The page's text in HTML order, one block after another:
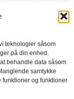
teknologier såsom
på din enhed.
behandle data såsom
samtykke
og funktioner